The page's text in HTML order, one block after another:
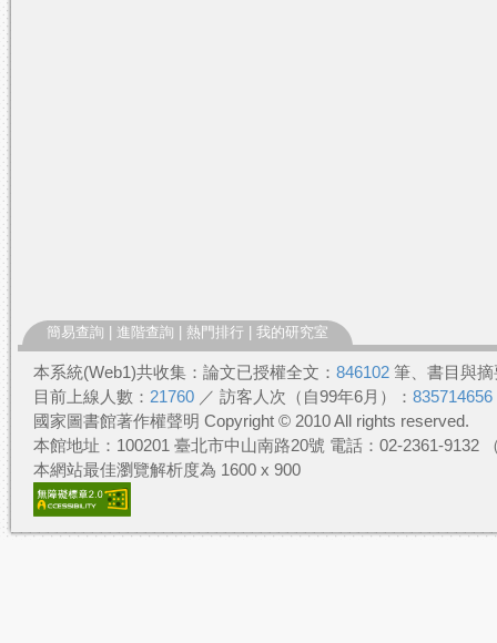
簡易查詢 進階查詢 熱門排行 我的研究室
本系統(Web1)共收集：論文已授權全文： 846102 筆、書目與摘
目前上線人數： 21760 ／ 訪客人次（自99年6月）： 835714656
國家圖書館著作權聲明 Copyright © 2010 All rights reserved.
本館地址：100201 臺北市中山南路20號 電話：02-2361-9132
本網站最佳瀏覽解析度為 1600 x 900